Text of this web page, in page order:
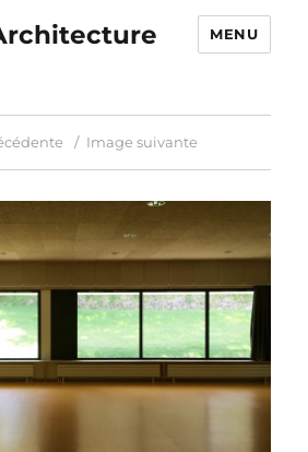
MENU
Image suivante